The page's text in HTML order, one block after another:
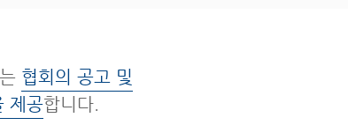
협회의 공고 및
제공합니다.